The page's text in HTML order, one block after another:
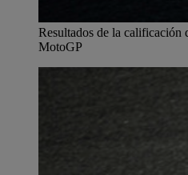
Resultados de la calificación
MotoGP